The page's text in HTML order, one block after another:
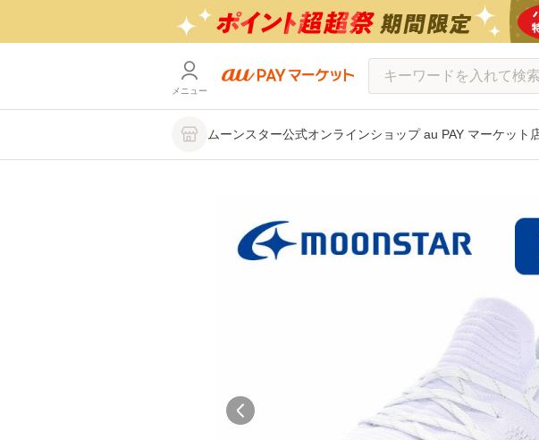
メニュー
ムーンスター公式オンラインショップ au PAY マーケット